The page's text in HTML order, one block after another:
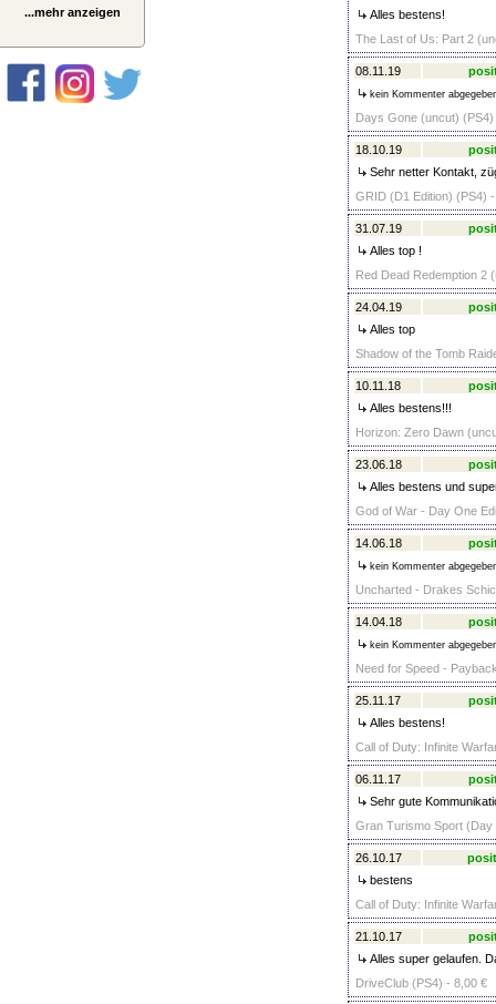
...mehr anzeigen
Alles bestens!
The Last of Us: Part 2
08.11.19
kein Kommenter
Days Gone (uncut)
18.10.19
Sehr netter Kontakt,
GRID (D1 Edition) (PS4)
31.07.19
Alles top !
Red Dead Redemption 2
24.04.19
Alles top
Shadow of the Tomb
10.11.18
Alles bestens!!!
Horizon: Zero Dawn
23.06.18
Alles bestens und
God of War - Day One
14.06.18
kein Kommenter
Uncharted - Drakes
14.04.18
kein Kommenter
Need for Speed -
25.11.17
Alles bestens!
Call of Duty: Infinite
06.11.17
Sehr gute
Gran Turismo Sport (Day
26.10.17
bestens
Call of Duty: Infinite
21.10.17
Alles super gelaufen.
DriveClub (PS4) - 8,00 €